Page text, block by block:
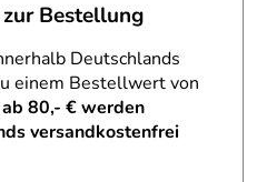
gewährleistet einen
mit Kabel erleichtert. So
flexibel und stilvoll
Blickfang oder zur
Bestellung
Deutschlands
einem Bestellwert von
80,- € werden
versandkostenfrei